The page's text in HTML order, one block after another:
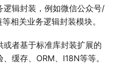
逻辑封装，例如微信公众号/
相关业务逻辑封装模块。
或者基于标准库封装扩展的
缓存、ORM、I18N等等。